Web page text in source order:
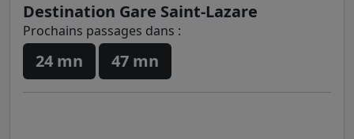
Destination Gare Saint-Lazare
Prochains passages dans :
24 mn 47 mn